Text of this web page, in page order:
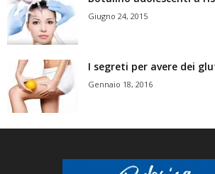
Giugno 24, 2015
I segreti per avere dei
Gennaio 18, 2016